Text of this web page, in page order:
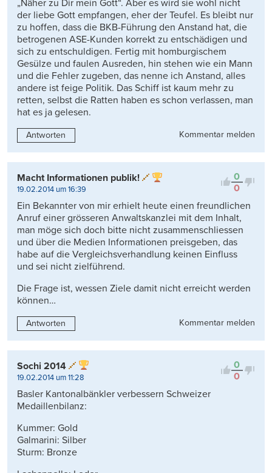
„Näher zu Dir mein Gott“. Aber es wird sie wohl nicht
der liebe Gott empfangen, eher der Teufel. Es bleibt nur
zu hoffen, dass die BKB-Führung den Anstand hat, die
betrogenen ASE-Kunden korrekt zu entschädigen und
sich zu entschuldigen. Fertig mit homburgischem
Gesülze und faulen Ausreden, hin stehen wie ein Mann
und die Fehler zugeben, das nenne ich Anstand, alles
andere ist feige Politik. Das Schiff ist kaum mehr zu
retten, selbst die Ratten haben es schon verlassen, man
hat es ja gelesen.
Antworten Kommentar melden
0
0
Macht Informationen publik!
19.02.2014 um 16:39
Ein Bekannter von mir erhielt heute einen freundlichen
Anruf einer grösseren Anwaltskanzlei mit dem Inhalt,
man möge sich doch bitte nicht zusammenschliessen
und über die Medien Informationen preisgeben, das
habe auf die Vergleichsverhandlung keinen Einfluss
und sei nicht zielführend.
Die Frage ist, wessen Ziele damit nicht erreicht werden
können…
Antworten Kommentar melden
0
0
Sochi 2014
19.02.2014 um 11:28
Basler Kantonalbänkler verbessern Schweizer
Medaillenbilanz:
Kummer: Gold
Galmarini: Silber
Sturm: Bronze